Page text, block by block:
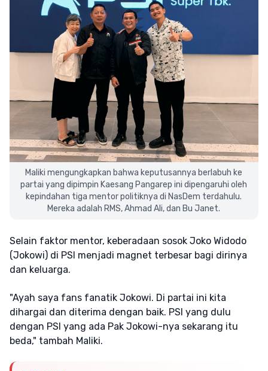
Maliki mengungkapkan bahwa keputusannya berlabuh ke
partai yang dipimpin Kaesang Pangarep ini dipengaruhi oleh
kepindahan tiga mentor politiknya di NasDem terdahulu.
Mereka adalah RMS, Ahmad Ali, dan Bu Janet.
Selain faktor mentor, keberadaan sosok Joko Widodo
(Jokowi) di PSI menjadi magnet terbesar bagi dirinya
dan keluarga.
"Ayah saya fans fanatik Jokowi. Di partai ini kita
dihargai dan diterima dengan baik. PSI yang dulu
dengan PSI yang ada Pak Jokowi-nya sekarang itu
beda," tambah Maliki.